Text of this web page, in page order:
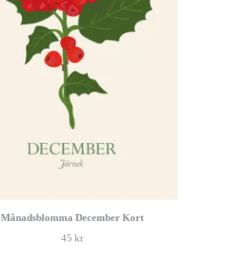
Månadsblomma December Kort
45 kr